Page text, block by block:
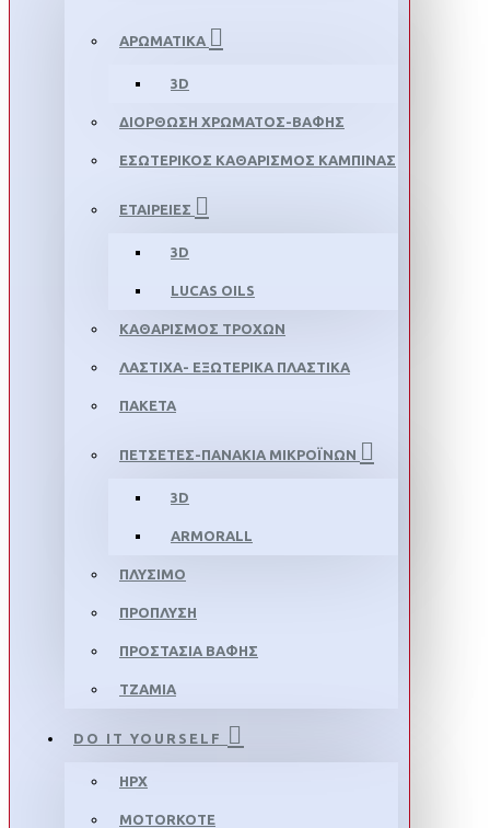
ΑΡΩΜΑΤΙΚΑ
3D
ΔΙΟΡΘΩΣΗ ΧΡΩΜΑΤΟΣ-ΒΑΦΗΣ
ΕΣΩΤΕΡΙΚΟΣ ΚΑΘΑΡΙΣΜΟΣ ΚΑΜΠΙΝΑΣ
ΕΤΑΙΡΕΙΕΣ
3D
LUCAS OILS
ΚΑΘΑΡΙΣΜΟΣ ΤΡΟΧΩΝ
ΛΑΣΤΙΧΑ- ΕΞΩΤΕΡΙΚΑ ΠΛΑΣΤΙΚΑ
ΠΑΚΕΤΑ
ΠΕΤΣΕΤΕΣ-ΠΑΝΑΚΙΑ ΜΙΚΡΟΪΝΩΝ
3D
ARMORALL
ΠΛΥΣΙΜΟ
ΠΡΟΠΛΥΣΗ
ΠΡΟΣΤΑΣΙΑ ΒΑΦΗΣ
ΤΖΑΜΙΑ
DO IT YOURSELF
HPX
MOTORKOTE